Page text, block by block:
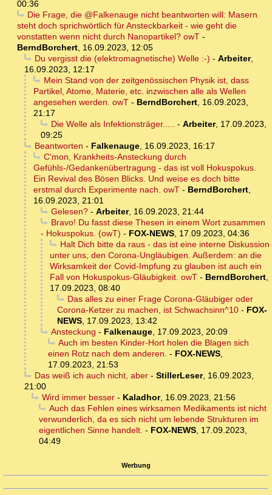
00:36
Die Frage, die @Falkenauge nicht beantworten will: Masern
steht doch sprichwörtlich für Ansteckbarkeit - wie geht die
vonstatten wenn nicht durch Nanopartikel? owT -
BerndBorchert, 16.09.2023, 12:05
Du vergisst die (elektromagnetische) Welle :-) - Arbeiter,
16.09.2023, 12:17
Mein Stand von der zeitgenössischen Physik ist, dass
Partikel, Atome, Materie, etc. inzwischen alle als Wellen
angesehen werden. owT - BerndBorchert, 16.09.2023,
21:17
Die Welle als Infektionsträger..... - Arbeiter, 17.09.2023,
09:25
Beantworten - Falkenauge, 16.09.2023, 16:17
C'mon, Krankheits-Ansteckung durch
Gefühls-/Gedankenübertragung - das ist voll Hokuspokus.
Ein Revival des Bösen Blicks. Und weise es doch bitte
erstmal durch Experimente nach. owT - BerndBorchert,
16.09.2023, 21:01
Gelesen?- Arbeiter, 16.09.2023, 21:44
Bravo! Du fasst diese Thesen in einem Wort zusammen
- Hokuspokus. (owT) - FOX-NEWS, 17.09.2023, 04:36
Halt Dich bitte da raus - das ist eine interne Diskussion
unter uns, den Corona-Ungläubigen. Außerdem: an die
Wirksamkeit der Covid-Impfung zu glauben ist auch ein
Fall von Hokuspokus-Gläubigkeit. owT - BerndBorchert,
17.09.2023, 08:40
Das alles zu einer Frage Corona-Gläubiger oder
Corona-Ketzer zu machen, ist Schwachsinn^10 - FOX-
NEWS, 17.09.2023, 13:42
Ansteckung - Falkenauge, 17.09.2023, 20:09
Auch im besten Kinder-Hort holen die Blagen sich
einen Rotz nach dem anderen. - FOX-NEWS,
17.09.2023, 21:53
Das weiß ich auch nicht, aber- StillerLeser, 16.09.2023,
21:00
Wird immer besser- Kaladhor, 16.09.2023, 21:56
Auch das Fehlen eines wirksamen Medikaments ist nicht
verwunderlich, da es sich nicht um lebende Strukturen im
eigentlichen Sinne handelt. - FOX-NEWS, 17.09.2023,
04:49
Werbung